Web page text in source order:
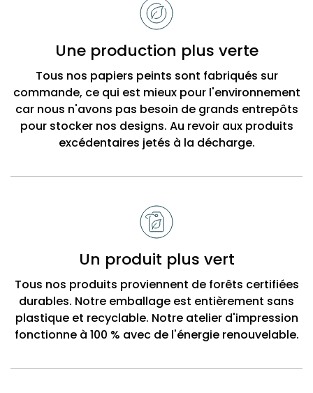
BobbiUne production plus verte
Tous nos papiers peints sont fabriqués sur
commande, ce qui est mieux pour l'environnement
car nous n'avons pas besoin de grands entrepôts
pour stocker nos designs. Au revoir aux produits
excédentaires jetés à la décharge.
Un produit plus vert
Tous nos produits proviennent de forêts certifiées
durables. Notre emballage est entièrement sans
plastique et recyclable. Notre atelier d'impression
fonctionne à 100 % avec de l'énergie renouvelable.